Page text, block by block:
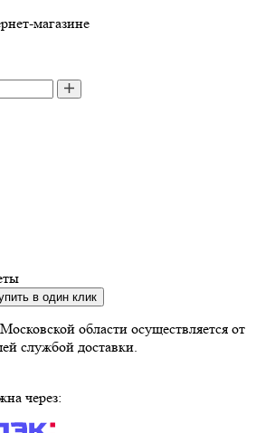
магазине
в один клик
области осуществляется от
службой доставки.
через: